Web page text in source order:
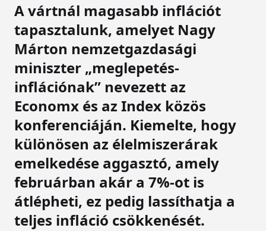
A vártnál magasabb inflációt
tapasztalunk, amelyet Nagy
Márton nemzetgazdasági
miniszter „meglepetés-
inflációnak” nevezett az
Economx és az Index közös
konferenciáján. Kiemelte, hogy
különösen az élelmiszerárak
emelkedése aggasztó, amely
februárban akár a 7%-ot is
átlépheti, ez pedig lassíthatja a
teljes infláció csökkenését.